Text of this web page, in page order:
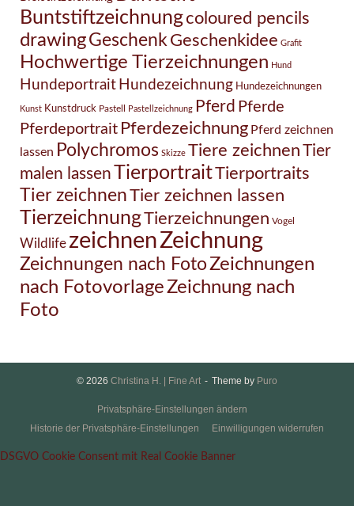
Buntstiftzeichnungcoloured pencils
drawingGeschenkGeschenkidee Grafit
Hochwertige Tierzeichnungen Hund
Hundeportrait Hundezeichnung Hundezeichnungen
Kunst Kunstdruck Pastell Pastellzeichnung Pferd Pferde
Pferdeportrait Pferdezeichnung Pferd zeichnen
lassen Polychromos Skizze Tiere zeichnenTier
malen lassenTierportraitTierportraits
Tier zeichnenTier zeichnen lassen
TierzeichnungTierzeichnungen Vogel
WildlifezeichnenZeichnung
Zeichnungen nach FotoZeichnungen
nach FotovorlageZeichnung nach
Foto
© 2026 Christina H. | Fine Art Theme by Puro
Privatsphäre-Einstellungen ändern
Historie der Privatsphäre-Einstellungen
Einwilligungen widerrufen
DSGVO Cookie Consent mit Real Cookie Banner